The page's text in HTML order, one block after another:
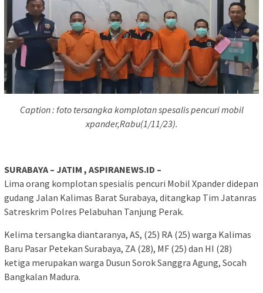
Caption : foto tersangka komplotan spesalis pencuri mobil
xpander,Rabu(1/11/23).
SURABAYA – JATIM , ASPIRANEWS.ID –
Lima orang komplotan spesialis pencuri Mobil Xpander didepan
gudang Jalan Kalimas Barat Surabaya, ditangkap Tim Jatanras
Satreskrim Polres Pelabuhan Tanjung Perak.
Kelima tersangka diantaranya, AS, (25) RA (25) warga Kalimas
Baru Pasar Petekan Surabaya, ZA (28), MF (25) dan HI (28)
ketiga merupakan warga Dusun Sorok Sanggra Agung, Socah
Bangkalan Madura.